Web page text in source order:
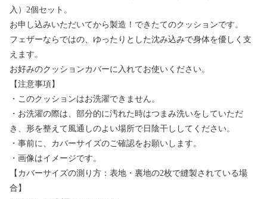
入）2個セット。
お申し込みいただいてから製造！できたてのクッションです。
フェザーならではの、ゆったりとした沈み込みで身体を優しく支
えます。
お好みのクッションカバーに入れてお使いください。
【注意事項】
・このクッションはお洗濯できません。
・お洗濯の際は、部分的に汚れた時はつまみ洗いをしていただ
き、形を整えて風通しのよい場所で日陰干ししてください。
・事前に、カバーサイズのご確認をお願いします。
・画像はイメージです。
【カバーサイズの測り方：表地・裏地の2枚で縫製されている場
合】